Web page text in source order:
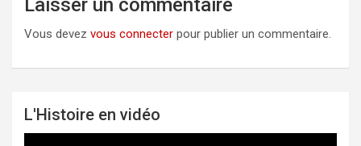
Laisser un commentaire
Vous devez vous connecter pour publier un commentaire.
L'Histoire en vidéo